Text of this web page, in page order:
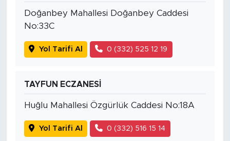
Doğanbey Mahallesi Doğanbey Caddesi
No:33C
Yol Tarifi Al 0 (332) 525 12 19
TAYFUN ECZANESİ
Huğlu Mahallesi Özgürlük Caddesi No:18A
Yol Tarifi Al 0 (332) 516 15 14